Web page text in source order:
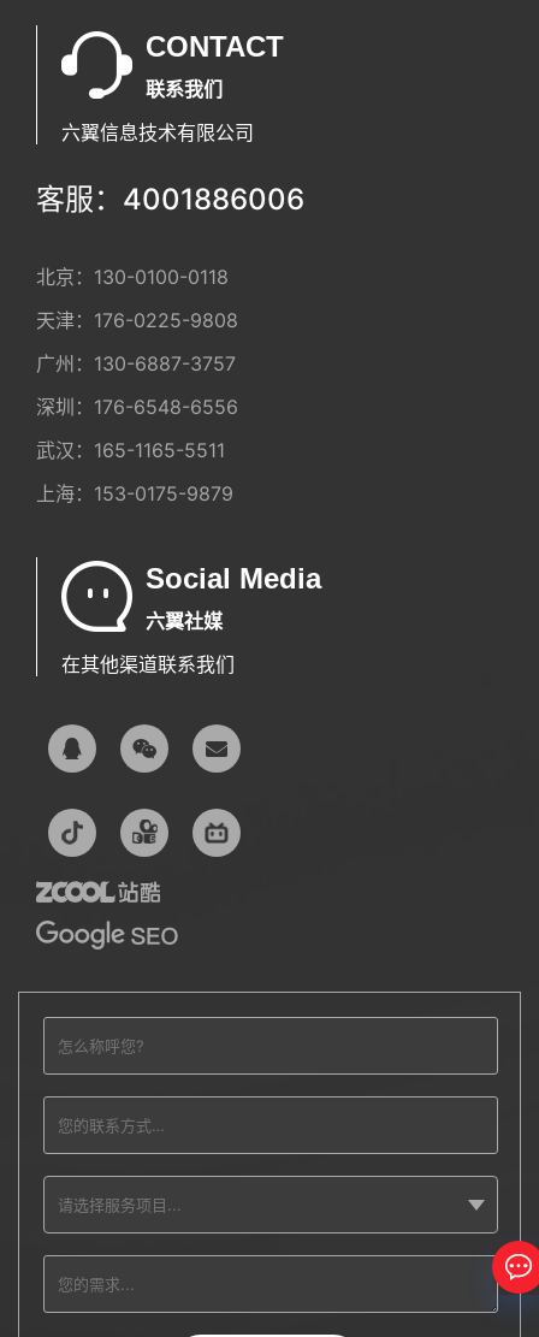
CONTACT
联系我们
六翼信息技术有限公司
客服：4001886006
北京： 130-0100-0118
天津： 176-0225-9808
广州： 130-6887-3757
深圳： 176-6548-6556
武汉： 165-1165-5511
上海： 153-0175-9879
Social Media
六翼社媒
在其他渠道联系我们